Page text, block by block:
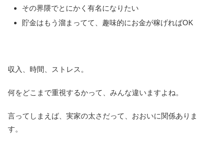
その界隈でとにかく有名になりたい
貯金はもう溜まってて、趣味的にお金が稼げればOK
収入、時間、ストレス。
何をどこまで重視するかって、みんな違いますよね。
言ってしまえば、実家の太さだって、おおいに関係ありま
す。